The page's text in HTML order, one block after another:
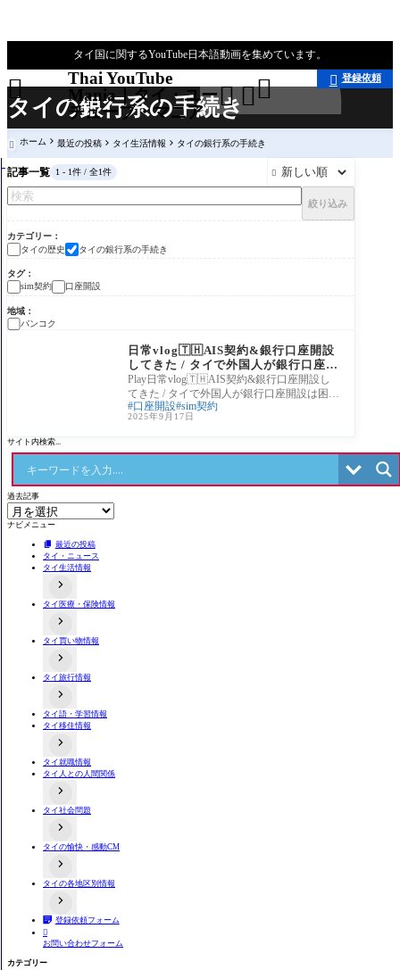
タイの銀行系の手続き
タイ国に関するYouTube日本語動画を集めています。
Thai YouTube
Mania｜タイ・ユー
チューブ・マニア

  登録依頼
 ホーム 最近の投稿 タイ生活情報 タイの銀行系の手続き
記事一覧 1 - 1件 / 全1件 
絞り込み
カテゴリー
タイの歴史
タイの銀行系の手続き
タグ
sim契約
口座開設
地域
バンコク
日常vlog🇹🇭AIS契約&銀行口座開設
してきた / タイで外国人が銀行口座開
設は困難！？ |海外生活ブログ タイ
生活 バンコク 海外旅行 バンコク銀行
AIS
Play日常vlog🇹🇭AIS契約&銀行口座開設し
てきた / タイで外国人が銀行口座開設は困
難！？ |海外生活ブログ タイ生活 バン
口座開設 sim契約
2025年9月17日
サイト内検索...
過去記事
ナビメニュー
最近の投稿
タイ・ニュース
タイ生活情報
タイの事件あるある
不動産情報
タイ医療・保険情報
病院情報
タイ買い物情報
タイ旅行情報
出入国関連情報
タイ語・学習情報
タイ移住情報
不動産取引
タイ就職情報
タイ人との人間関係
タイ社会問題
タイの選挙制度
タイの愉快・感動CM
おもしろ系
タイの各地区別情報
タイ全域
タイ東部
登録依頼フォーム

お問い合わせフォーム
カテゴリー